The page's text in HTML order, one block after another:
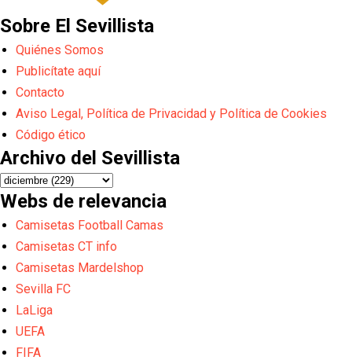
Sobre El Sevillista
Quiénes Somos
Publicítate aquí
Contacto
Aviso Legal, Política de Privacidad y Política de Cookies
Código ético
Archivo del Sevillista
Webs de relevancia
Camisetas Football Camas
Camisetas CT info
Camisetas Mardelshop
Sevilla FC
LaLiga
UEFA
FIFA